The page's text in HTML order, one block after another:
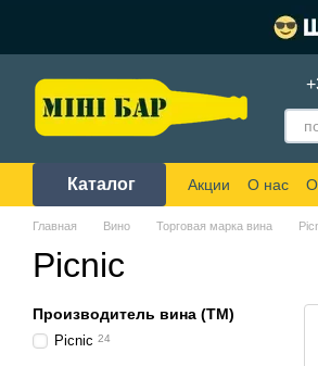
Каталог Акции О нас
Главная Вино Торговая марка вина
Picnic
Производитель вина (ТМ)
Picnic 24